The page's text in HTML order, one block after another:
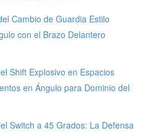
Cambio de Guardia Estilo
con el Brazo Delantero
Shift Explosivo en Espacios
en Ángulo para Dominio del
Switch a 45 Grados: La Defensa